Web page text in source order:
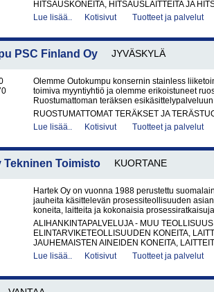
HITSAUSKONEITA, HITSAUSLAITTEITA JA
Lue lisää..
Kotisivut Tuotteet ja palvelut
PSC Finland Oy JYVÄSKYLÄ
Olemme Outokumpu konsernin stainless
toimiva myyntiyhtiö ja olemme erikoistuneet
Ruostumattoman teräksen
RUOSTUMATTOMAT TERÄKSET JA
Lue lisää..
Kotisivut Tuotteet ja palvelut
Tekninen Toimisto KUORTANE
Hartek Oy on vuonna 1988 perustettu
jauheita käsittelevän prosessiteollisuuden
koneita, laitteita ja kokonaisia
ALIHANKINTAPALVELUJA - MUU TEOLLISUUS
ELINTARVIKETEOLLISUUDEN KONEITA,
JAUHEMAISTEN AINEIDEN KONEITA,
Lue lisää..
Kotisivut Tuotteet ja palvelut